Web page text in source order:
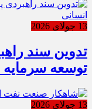
13 جولای 2026
تدوین سند
توسعه سرمایه
13 جولای 2026